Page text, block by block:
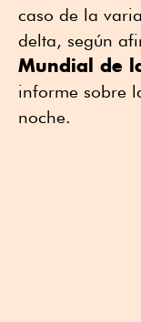
caso de la
delta, según
Mundial de
informe sobre
noche.